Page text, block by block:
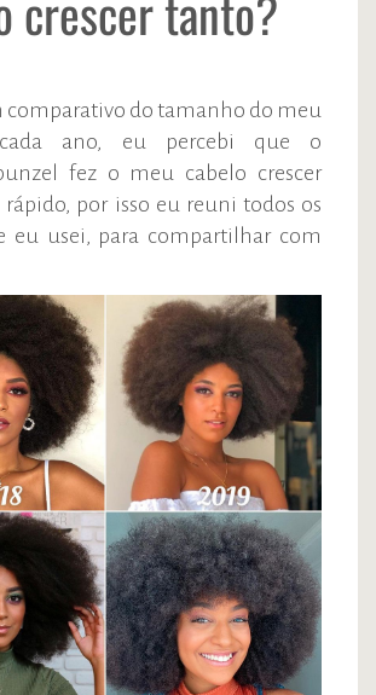
comparativo do tamanho do meu
ano, eu percebi que o
fez o meu cabelo crescer
por isso eu reuni todos os
eu usei, para compartilhar com